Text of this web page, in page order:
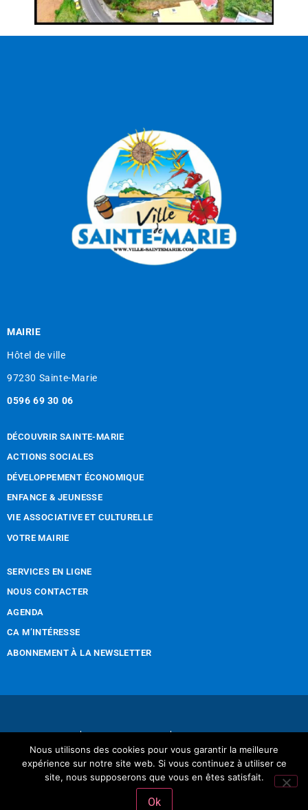
MAIRIE
Hôtel de ville
97230 Sainte-Marie
0596 69 30 06
DÉCOUVRIR SAINTE-MARIE
ACTIONS SOCIALES
DÉVELOPPEMENT ÉCONOMIQUE
ENFANCE & JEUNESSE
VIE ASSOCIATIVE ET CULTURELLE
VOTRE MAIRIE
SERVICES EN LIGNE
NOUS CONTACTER
AGENDA
CA M’INTÉRESSE
ABONNEMENT À LA NEWSLETTER
Réalisation Tintamarre & Co
Nous utilisons des cookies pour vous garantir la meilleure
expérience sur notre site web. Si vous continuez à utiliser ce
site, nous supposerons que vous en êtes satisfait.
Ok